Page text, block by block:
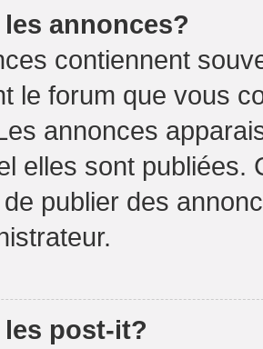
annonces?
contiennent
le forum que vous
annonces
elles sont publiées.
publier des
post-it?